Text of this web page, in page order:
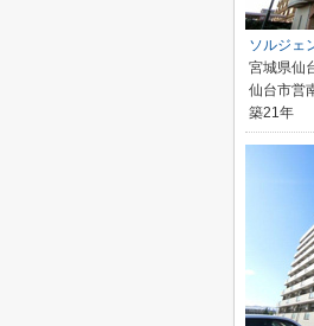
ソルジェ
宮城県仙
仙台市営
築21年